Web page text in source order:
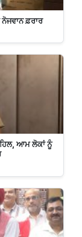
ਫ਼ਰਾਰ
ਆਮ ਲੋਕਾਂ ਨੂੰ